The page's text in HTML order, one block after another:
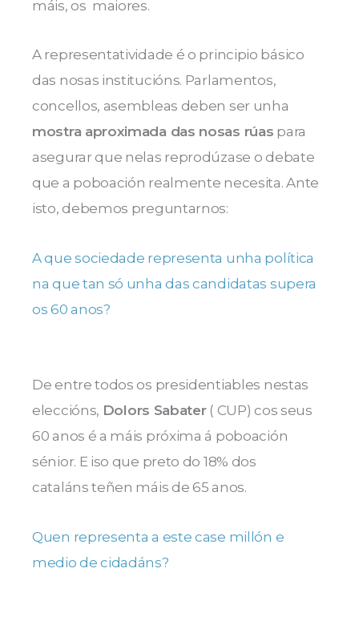
máis, os maiores.
A representatividade é o principio básico
das nosas institucións. Parlamentos,
concellos, asembleas deben ser unha
mostra aproximada das nosas rúas para
asegurar que nelas reprodúzase o debate
que a poboación realmente necesita. Ante
isto, debemos preguntarnos:
A que sociedade representa unha política
na que tan só unha das candidatas supera
os 60 anos?
De entre todos os presidentiables nestas
eleccións, Dolors Sabater( CUP) cos seus
60 anos é a máis próxima á poboación
sénior. E iso que preto do 18% dos
cataláns teñen máis de 65 anos.
Quen representa a este case millón e
medio de cidadáns?